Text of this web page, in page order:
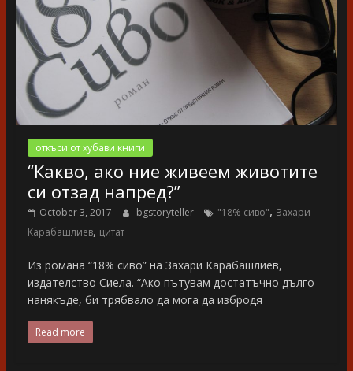
откъси от хубави книги
“Какво, ако ние живеем животите
си отзад напред?”
October 3, 2017 bgstoryteller "18% сиво", Захари
Карабашлиев, цитат
Из романа “18% сиво” на Захари Карабашлиев,
издателство Сиела. “Ако пътувам достатъчно дълго
нанякъде, би трябвало да мога да избродя
Read more